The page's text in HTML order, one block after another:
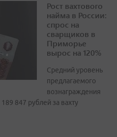
Рост вахтового
найма в России:
спрос на
сварщиков в
Приморье
вырос на 120%
Средний уровень
предлагаемого
вознаграждения
847 рублей за вахту